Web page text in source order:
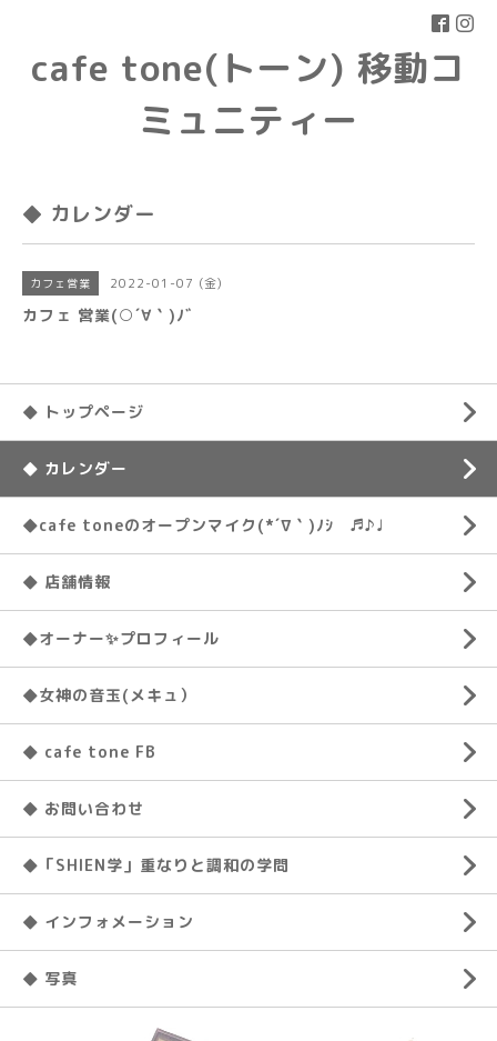
cafe tone(トーン) 移動コ
ミュニティー
◆ カレンダー
カフェ営業 2022-01-07 (金)
カフェ 営業(○´∀｀)ﾉﾞ
◆ トップページ
◆ カレンダー
◆cafe toneのオープンマイク(*´∇｀)ﾉｼ ♬♪♩
◆ 店舗情報
◆オーナー✨プロフィール
◆女神の音玉(メキュ）
◆ cafe tone FB
◆ お問い合わせ
◆「SHIEN学」重なりと調和の学問
◆ インフォメーション
◆ 写真